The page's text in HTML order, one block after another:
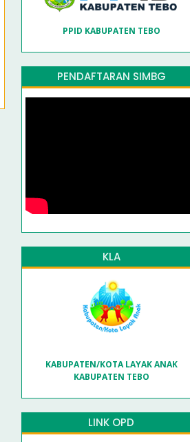
PPID KABUPATEN TEBO
PENDAFTARAN SIMBG
KLA
KABUPATEN/KOTA LAYAK ANAK
KABUPATEN TEBO
LINK OPD